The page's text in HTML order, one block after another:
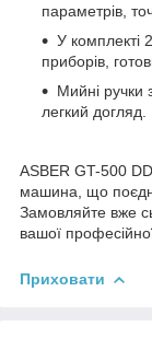
параметрів,
У комплекті
приборів,
Мийні ручки
легкий догляд.
ASBER GT-500
машина, що
Замовляйте вже
вашої професійної
Приховати